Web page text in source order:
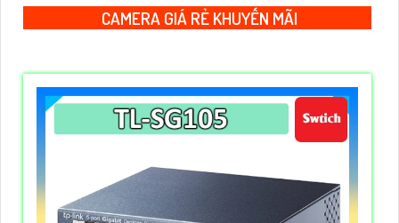
CAMERA GIÁ RẺ KHUYẾN MÃI